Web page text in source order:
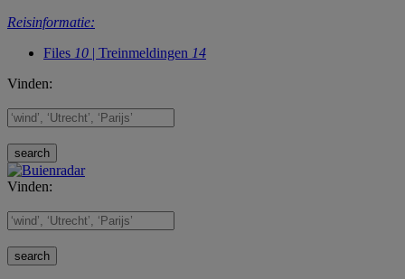
Reisinformatie:
Files 10 | Treinmeldingen 14
Vinden:
Vinden: